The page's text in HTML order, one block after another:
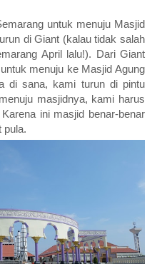
untuk menuju Masjid
di Giant (kalau tidak salah
April lalu!). Dari Giant
menuju ke Masjid Agung
di sana, kami turun di pintu
masjidnya, kami harus
ini masjid benar-benar
pula.